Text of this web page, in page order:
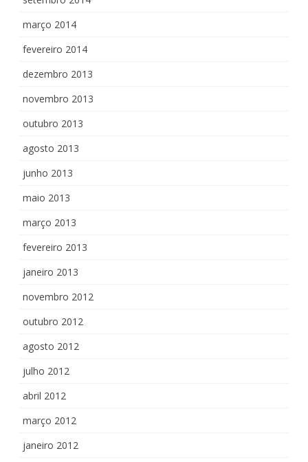
março 2014
fevereiro 2014
dezembro 2013
novembro 2013
outubro 2013
agosto 2013
junho 2013
maio 2013
março 2013
fevereiro 2013
janeiro 2013
novembro 2012
outubro 2012
agosto 2012
julho 2012
abril 2012
março 2012
janeiro 2012